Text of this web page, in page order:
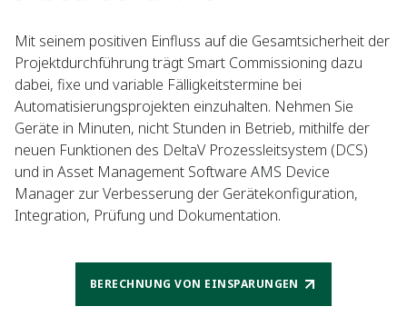
Mit seinem positiven Einfluss auf die Gesamtsicherheit der
Projektdurchführung trägt Smart Commissioning dazu
dabei, fixe und variable Fälligkeitstermine bei
Automatisierungsprojekten einzuhalten. Nehmen Sie
Geräte in Minuten, nicht Stunden in Betrieb, mithilfe der
neuen Funktionen des DeltaV Prozessleitsystem (DCS)
und in Asset Management Software AMS Device
Manager zur Verbesserung der Gerätekonfiguration,
Integration, Prüfung und Dokumentation.
BERECHNUNG VON EINSPARUNGEN